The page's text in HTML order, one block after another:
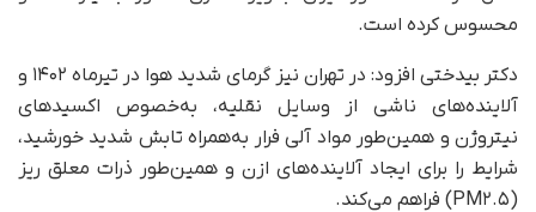
محسوس کرده است.
دکتر بیدختی افزود: در تهران نیز گرمای شدید هوا در تیرماه ۱۴۰۲ و
آلاینده‌های ناشی از وسایل نقلیه، به‌خصوص اکسیدهای
نیتروژن و همین‌طور مواد آلی فرار به‌همراه تابش شدید خورشید،
شرایط را برای ایجاد آلاینده‌های ازن و همین‌طور ذرات معلق ریز
(PM۲.۵) فراهم می‌کند.